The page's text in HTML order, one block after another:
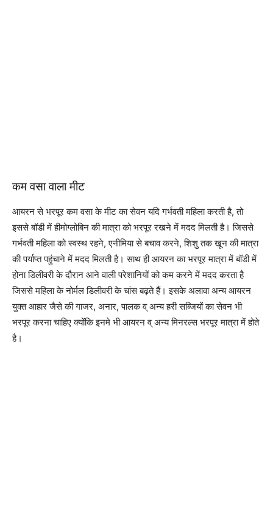
कम वसा वाला मीट
आयरन से भरपूर कम वसा के मीट का सेवन यदि गर्भवती महिला करती है, तो
इससे बॉडी में हीमोग्लोबिन की मात्रा को भरपूर रखने में मदद मिलती है। जिससे
गर्भवती महिला को स्वस्थ रहने, एनीमिया से बचाव करने, शिशु तक खून की मात्रा
की पर्याप्त पहुंचाने में मदद मिलती है। साथ ही आयरन का भरपूर मात्रा में बॉडी में
होना डिलीवरी के दौरान आने वाली परेशानियों को कम करने में मदद करता है
जिससे महिला के नोर्मल डिलीवरी के चांस बढ़ते हैं। इसके अलावा अन्य आयरन
युक्त आहार जैसे की गाजर, अनार, पालक व् अन्य हरी सब्जियों का सेवन भी
भरपूर करना चाहिए क्योंकि इनमे भी आयरन व् अन्य मिनरल्स भरपूर मात्रा में होते
है।